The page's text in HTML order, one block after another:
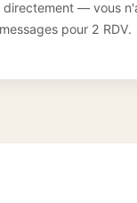
directement — vous
pour 2 RDV.